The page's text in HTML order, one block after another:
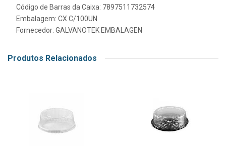
Código de Barras da Caixa: 7897511732574
Embalagem: CX C/100UN
Fornecedor: GALVANOTEK EMBALAGEN
Produtos Relacionados